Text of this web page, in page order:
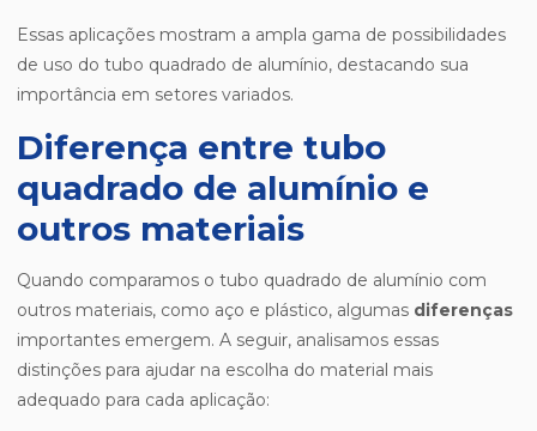
Essas aplicações mostram a ampla gama de possibilidades
de uso do tubo quadrado de alumínio, destacando sua
importância em setores variados.
Diferença entre tubo
quadrado de alumínio e
outros materiais
Quando comparamos o tubo quadrado de alumínio com
outros materiais, como aço e plástico, algumas diferenças
importantes emergem. A seguir, analisamos essas
distinções para ajudar na escolha do material mais
adequado para cada aplicação: